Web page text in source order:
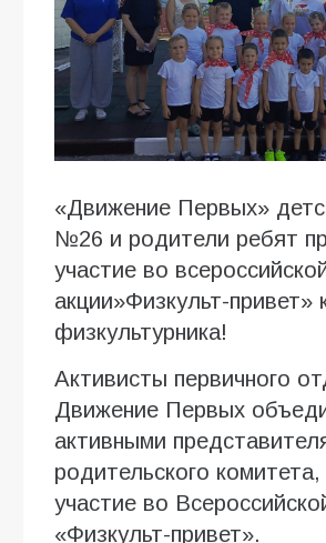
«Движение Первых»
№26 и родители ребят
участие во
акции»Физкульт-привет»
физкультурника!
Активисты первичного
Движение Первых
активными
родительского
участие во
«Физкульт-привет».